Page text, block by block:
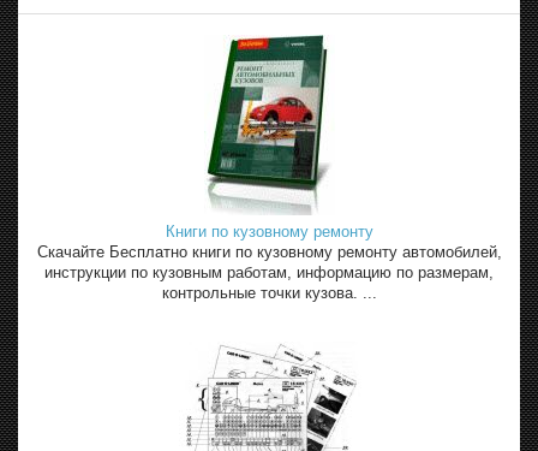
Книги по кузовному ремонту
Скачайте Бесплатно книги по кузовному ремонту автомобилей,
инструкции по кузовным работам, информацию по размерам,
контрольные точки кузова. ...